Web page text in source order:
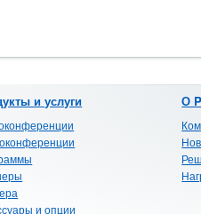
и услуги
и опции
О